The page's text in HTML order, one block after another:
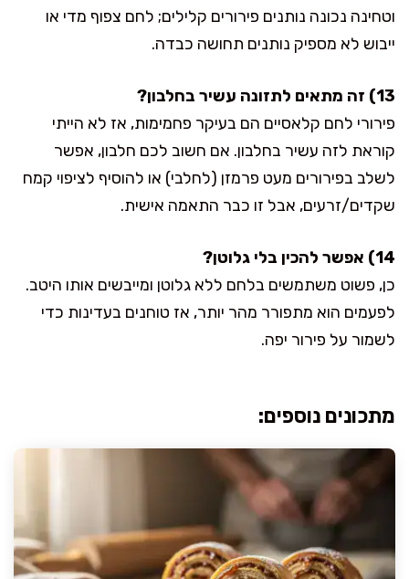
וטחינה נכונה נותנים פירורים קלילים; לחם צפוף מדי או
ייבוש לא מספיק נותנים תחושה כבדה.
13) זה מתאים לתזונה עשיר בחלבון?
פירורי לחם קלאסיים הם בעיקר פחמימות, אז לא הייתי
קוראת לזה עשיר בחלבון. אם חשוב לכם חלבון, אפשר
לשלב בפירורים מעט פרמזן (לחלבי) או להוסיף לציפוי קמח
שקדים/זרעים, אבל זו כבר התאמה אישית.
14) אפשר להכין בלי גלוטן?
כן, פשוט משתמשים בלחם ללא גלוטן ומייבשים אותו היטב.
לפעמים הוא מתפורר מהר יותר, אז טוחנים בעדינות כדי
לשמור על פירור יפה.
מתכונים נוספים: